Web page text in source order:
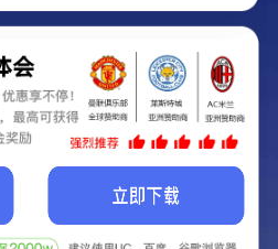
Guys!
上线啦...
站正在建设.
常棒的网站.